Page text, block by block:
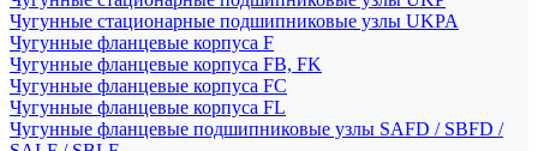
Чугунные стационарные подшипниковые узлы UKPA
Чугунные фланцевые корпуса F
Чугунные фланцевые корпуса FB, FK
Чугунные фланцевые корпуса FC
Чугунные фланцевые корпуса FL
Чугунные фланцевые подшипниковые узлы SAFD / SBFD /